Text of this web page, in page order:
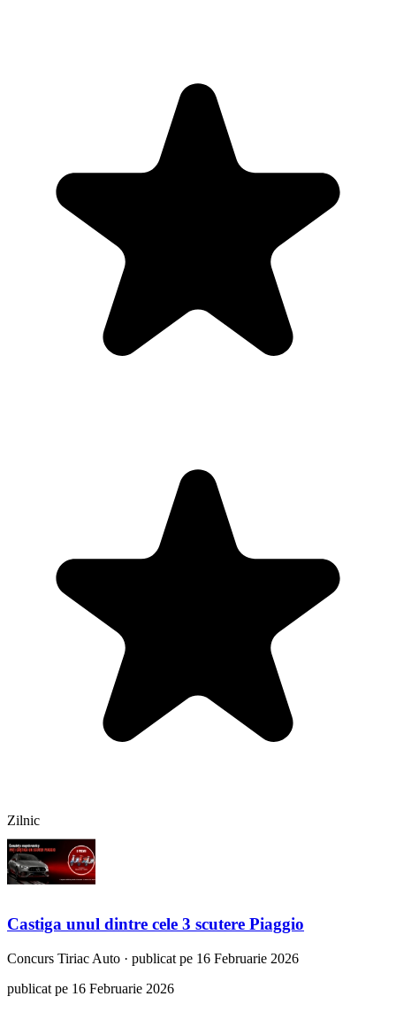
Zilnic
Castiga unul dintre cele 3 scutere Piaggio
Concurs Tiriac Auto · publicat pe 16 Februarie 2026
publicat pe 16 Februarie 2026